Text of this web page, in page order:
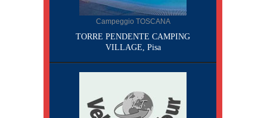
Campeggio TOSCANA
TORRE PENDENTE CAMPING
VILLAGE, Pisa